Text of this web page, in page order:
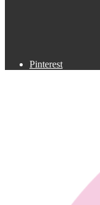
Pinterest